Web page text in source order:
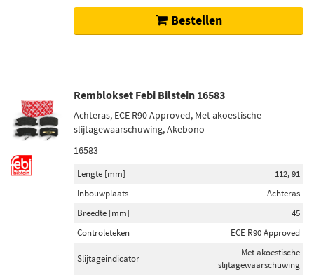
Bestellen
Remblokset Febi Bilstein 16583
Achteras, ECE R90 Approved, Met akoestische
slijtagewaarschuwing, Akebono
16583
Lengte [mm]
112, 91
Inbouwplaats
Achteras
Breedte [mm]
45
Controleteken
ECE R90 Approved
Slijtageindicator
Met akoestische
slijtagewaarschuwing